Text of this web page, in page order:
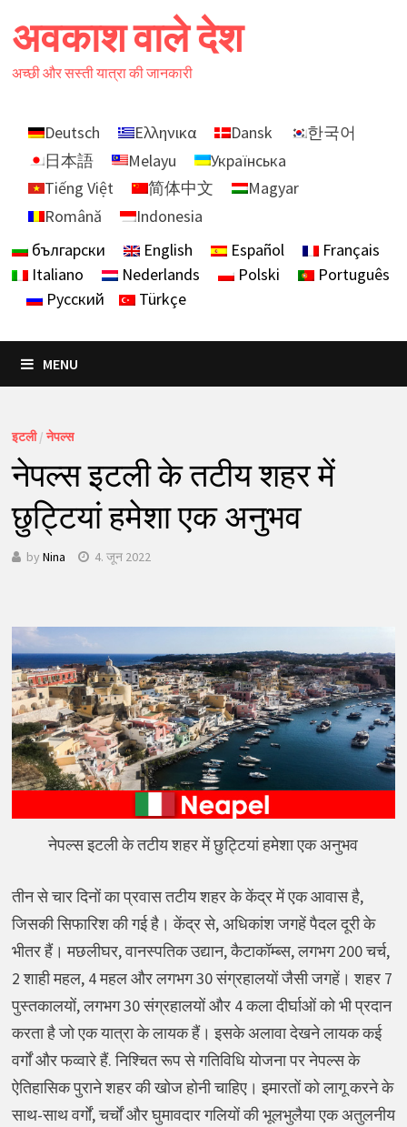
to
content
अवकाश वाले देश
अच्छी और सस्ती यात्रा की जानकारी
Deutsch Ελληνικα Dansk
한국어
日本語
Melayu
Українська
Tiếng Việt
简体中文
Magyar
Română
Indonesia
български
English Español
Français
Italiano
Nederlands Polski
Português
Русский
Türkçe
MENU
इटली/नेपल्स
नेपल्स इटली के तटीय शहर में
छुट्टियां हमेशा एक अनुभव
by Nina 4. जून 2022
नेपल्स इटली के तटीय शहर में छुट्टियां हमेशा एक अनुभव
तीन से चार दिनों का प्रवास तटीय शहर के केंद्र में एक आवास है,
जिसकी सिफारिश की गई है। केंद्र से, अधिकांश जगहें पैदल दूरी के
भीतर हैं। मछलीघर, वानस्पतिक उद्यान, कैटाकॉम्ब्स, लगभग 200 चर्च,
2 शाही महल, 4 महल और लगभग 30 संग्रहालयों जैसी जगहें। शहर 7
पुस्तकालयों, लगभग 30 संग्रहालयों और 4 कला दीर्घाओं को भी प्रदान
करता है जो एक यात्रा के लायक हैं। इसके अलावा देखने लायक कई
वर्गों और फव्वारे हैं. निश्चित रूप से गतिविधि योजना पर नेपल्स के
ऐतिहासिक पुराने शहर की खोज होनी चाहिए। इमारतों को लागू करने के
साथ-साथ वर्गों, चर्चों और घुमावदार गलियों की भूलभुलैया एक अतुलनीय